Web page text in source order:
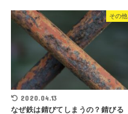
その他
2020.04.13
なぜ鉄は錆びてしまうの？錆びる